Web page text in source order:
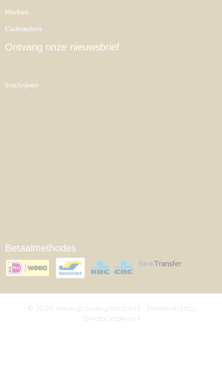
Merken
Cadeaubon
Ontvang onze nieuwsbrief
Inschrijven
Betaalmethodes
© 2026 www.grocery-store.nl - Powered by
Shoppagina.nl